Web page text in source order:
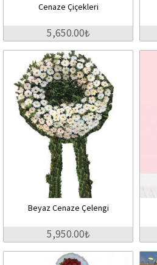
Cenaze Çiçekleri
5,650.00₺
Beyaz Cenaze Çelengi
5,950.00₺